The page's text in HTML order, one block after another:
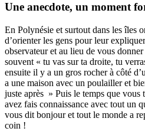
Une anecdote, un moment
En Polynésie et surtout dans les îles
d’orienter les gens pour leur
observateur et au lieu de vous
souvent « tu vas sur ta droite, tu
ensuite il y a un gros rocher à côté
a une maison avec un poulailler et
juste après » Puis le temps que
avez fais connaissance avec tout un
vous dit bonjour et tout le monde a
coin !